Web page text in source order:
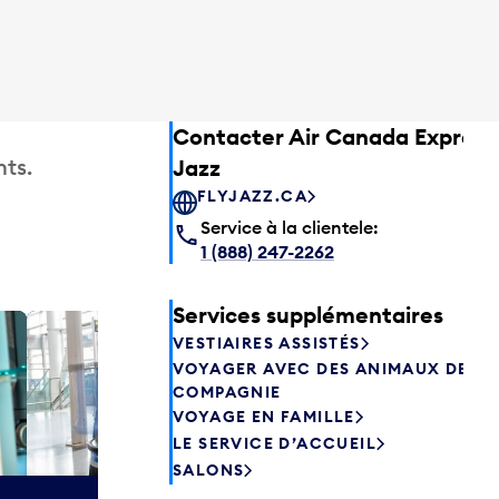
Les
savourer une
Contacter Air Canada Express
Jazz
FLYJAZZ.CA
Service à la clientele:
1 (888) 247-2262
Services supplémentaires
VESTIAIRES ASSISTÉS
VOYAGER AVEC DES ANIMAUX DE
COMPAGNIE
VOYAGE EN FAMILLE
LE SERVICE D’ACCUEIL
SALONS